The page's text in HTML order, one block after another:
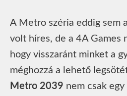
A Metro széria eddig sem
volt híres, de a 4A Games
hogy visszaránt minket a
méghozzá a lehető
Metro 2039 nem csak